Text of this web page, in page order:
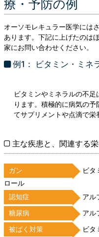
療・予防の例
オーソモレキュラー医学には
あります。下記に上げたのは
家にお問い合わせください。
例1： ビタミン・ミネ
ビタミンやミネラルの不
ります。積極的に病気の
てサプリメントや点滴で栄
主な疾患と、関連する
ガン
ビタ
ロール
認知症 アル
糖尿病 アル
被ばく対策 ビタ